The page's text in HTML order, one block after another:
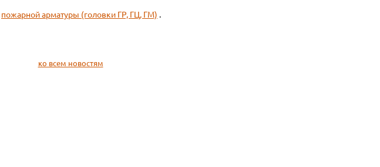
пожарной арматуры (головки ГР, ГЦ, ГМ) .
ко всем новостям